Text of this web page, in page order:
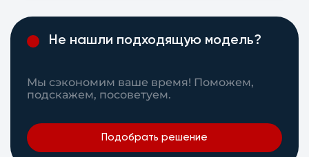
Не нашли подходящую модель?
Мы сэкономим ваше время! Поможем,
подскажем, посоветуем.
Подобрать решение